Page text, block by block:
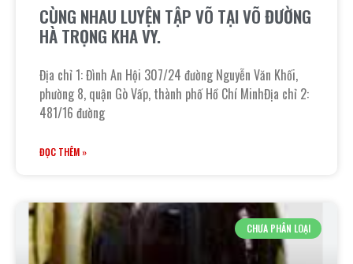
CÙNG NHAU LUYỆN TẬP VÕ TẠI VÕ ĐƯỜNG
HÀ TRỌNG KHA VY.
Địa chỉ 1: Đình An Hội 307/24 đường Nguyễn Văn Khối,
phường 8, quận Gò Vấp, thành phố Hồ Chí MinhĐịa chỉ 2:
481/16 đường
ĐỌC THÊM »
CHƯA PHÂN LOẠI